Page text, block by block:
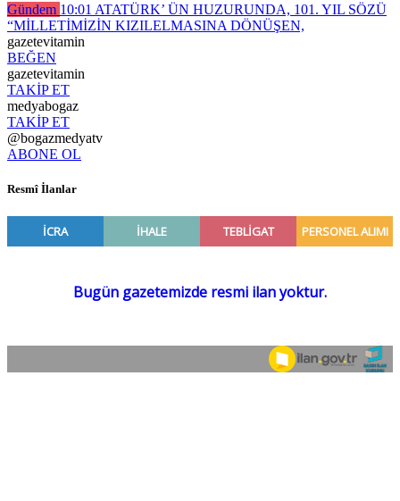
Gündem 10:01 ATATÜRK’ ÜN HUZURUNDA, 101. YIL SÖZÜ
“MİLLETİMİZİN KIZILELMASINA DÖNÜŞEN,
gazetevitamin
BEĞEN
gazetevitamin
TAKİP ET
medyabogaz
TAKİP ET
@bogazmedyatv
ABONE OL
Resmî İlanlar